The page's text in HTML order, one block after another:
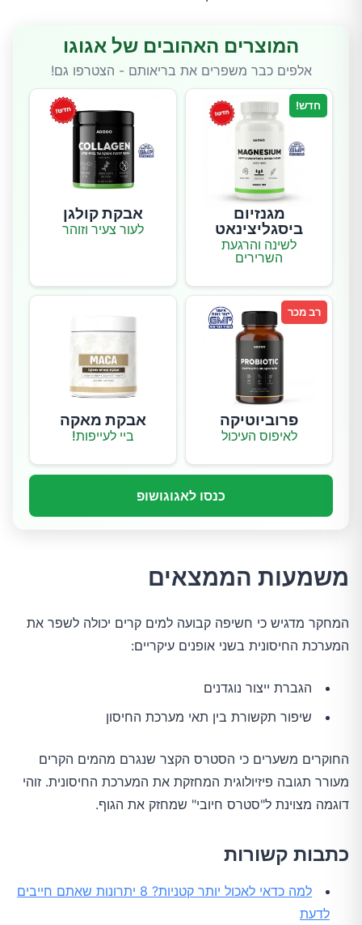
המוצרים האהובים של אגוגו
אלפים כבר משפרים את בריאותם - הצטרפו גם!
חדש!
מגנזיום
ביסגליצינאט
לשינה והרגעת
השרירים
אבקת קולגן
לעור צעיר וזוהר
רב מכר
פרוביוטיקה
לאיפוס העיכול
אבקת מאקה
ביי לעייפות!
כנסו לאגוגושופ
משמעות הממצאים
המחקר מדגיש כי חשיפה קבועה למים קרים יכולה לשפר את
המערכת החיסונית בשני אופנים עיקריים:
הגברת ייצור נוגדנים
שיפור תקשורת בין תאי מערכת החיסון
החוקרים משערים כי הסטרס הקצר שנגרם מהמים הקרים
מעורר תגובה פיזיולוגית המחזקת את המערכת החיסונית. זוהי
דוגמה מצוינת ל"סטרס חיובי" שמחזק את הגוף.
כתבות קשורות
למה כדאי לאכול יותר קטניות? 8 יתרונות שאתם חייבים
לדעת